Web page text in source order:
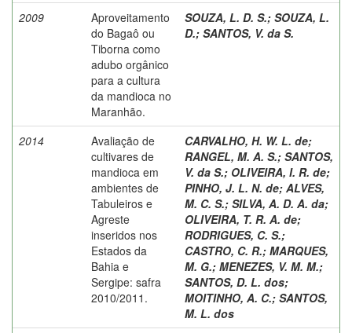
2009
Aproveitamento
do Bagaô ou
Tiborna como
adubo orgânico
para a cultura
da mandioca no
Maranhão.
SOUZA, L. D. S.; SOUZA, L.
D.; SANTOS, V. da S.
2014
Avaliação de
cultivares de
mandioca em
ambientes de
Tabuleiros e
Agreste
inseridos nos
Estados da
Bahia e
Sergipe: safra
2010/2011.
CARVALHO, H. W. L. de;
RANGEL, M. A. S.; SANTOS,
V. da S.; OLIVEIRA, I. R. de;
PINHO, J. L. N. de; ALVES,
M. C. S.; SILVA, A. D. A. da;
OLIVEIRA, T. R. A. de;
RODRIGUES, C. S.;
CASTRO, C. R.; MARQUES,
M. G.; MENEZES, V. M. M.;
SANTOS, D. L. dos;
MOITINHO, A. C.; SANTOS,
M. L. dos